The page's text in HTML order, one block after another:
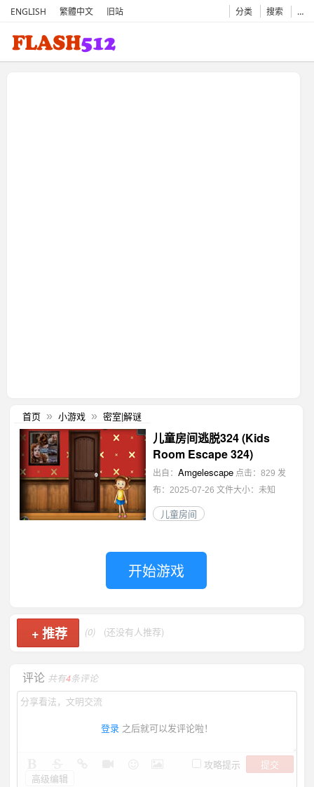
ENGLISH 繁體中文 旧站 分类 搜索 …
首页 » 小游戏 » 密室|解谜
儿童房间逃脱324 (Kids
Room Escape 324)
出自： Amgelescape 点击：829 发
布：2025-07-26 文件大小：未知
儿童房间
开始游戏
+推荐 (0) (还没有人推荐)
评论 共有4条评论
登录 之后就可以发评论啦！
攻略提示
提交
高级编辑